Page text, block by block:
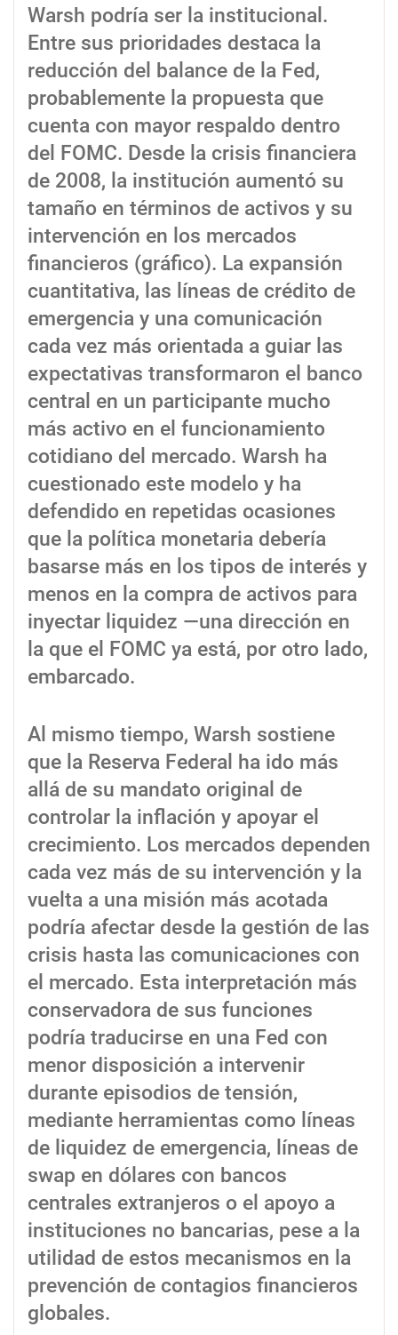
Warsh podría ser la institucional.
Entre sus prioridades destaca la
reducción del balance de la Fed,
probablemente la propuesta que
cuenta con mayor respaldo dentro
del FOMC. Desde la crisis financiera
de 2008, la institución aumentó su
tamaño en términos de activos y su
intervención en los mercados
financieros (gráfico). La expansión
cuantitativa, las líneas de crédito de
emergencia y una comunicación
cada vez más orientada a guiar las
expectativas transformaron el banco
central en un participante mucho
más activo en el funcionamiento
cotidiano del mercado. Warsh ha
cuestionado este modelo y ha
defendido en repetidas ocasiones
que la política monetaria debería
basarse más en los tipos de interés y
menos en la compra de activos para
inyectar liquidez —una dirección en
la que el FOMC ya está, por otro lado,
embarcado.
Al mismo tiempo, Warsh sostiene
que la Reserva Federal ha ido más
allá de su mandato original de
controlar la inflación y apoyar el
crecimiento. Los mercados dependen
cada vez más de su intervención y la
vuelta a una misión más acotada
podría afectar desde la gestión de las
crisis hasta las comunicaciones con
el mercado. Esta interpretación más
conservadora de sus funciones
podría traducirse en una Fed con
menor disposición a intervenir
durante episodios de tensión,
mediante herramientas como líneas
de liquidez de emergencia, líneas de
swap en dólares con bancos
centrales extranjeros o el apoyo a
instituciones no bancarias, pese a la
utilidad de estos mecanismos en la
prevención de contagios financieros
globales.